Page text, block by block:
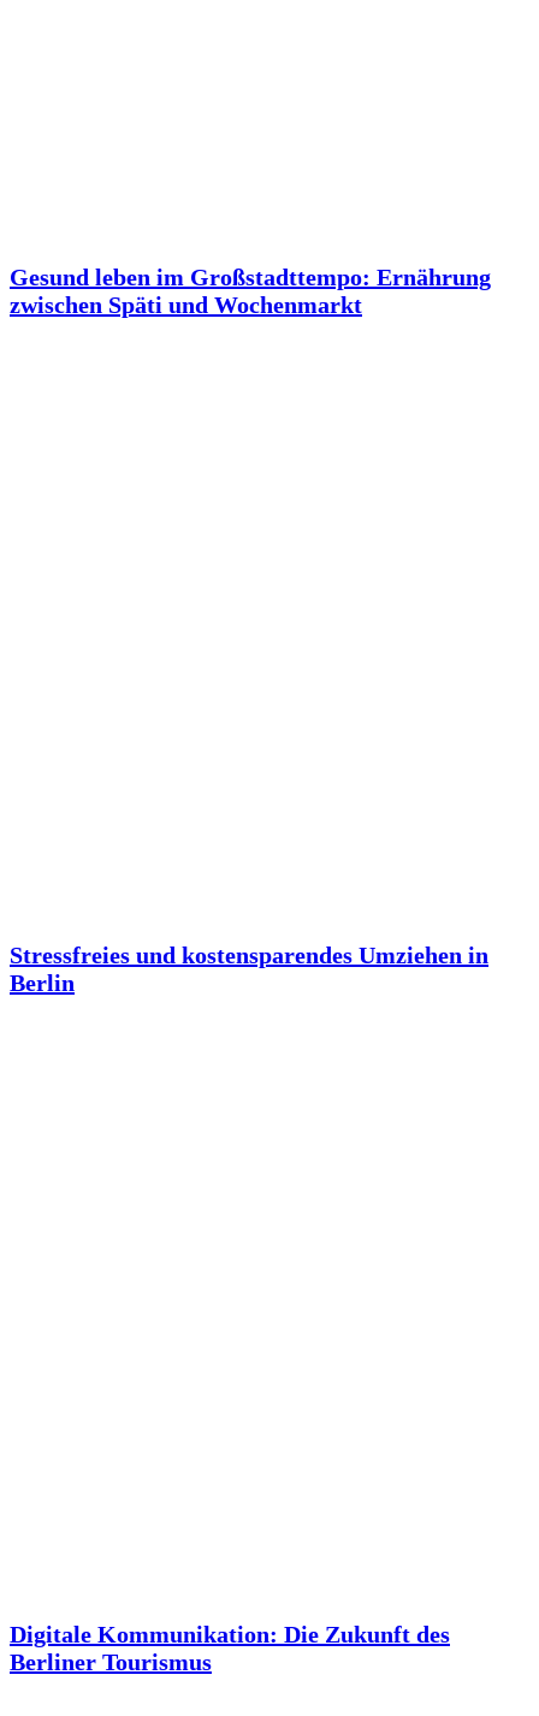
Gesund leben im Großstadttempo: Ernährung
zwischen Späti und Wochenmarkt
Stressfreies und kostensparendes Umziehen in
Berlin
Digitale Kommunikation: Die Zukunft des
Berliner Tourismus